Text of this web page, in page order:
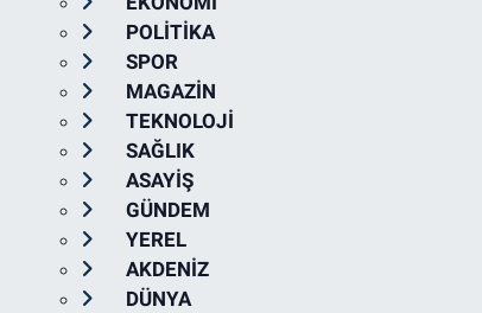
POLİTİKA
SPOR
MAGAZİN
TEKNOLOJİ
SAĞLIK
ASAYİŞ
GÜNDEM
YEREL
AKDENİZ
DÜNYA